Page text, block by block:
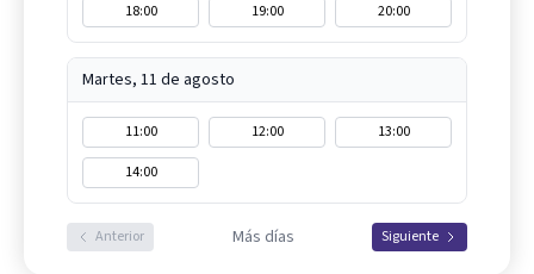
18:00
19:00 20:00
Martes, 11 de agosto
11:00 12:00
13:00
14:00
Anterior Más días Siguiente